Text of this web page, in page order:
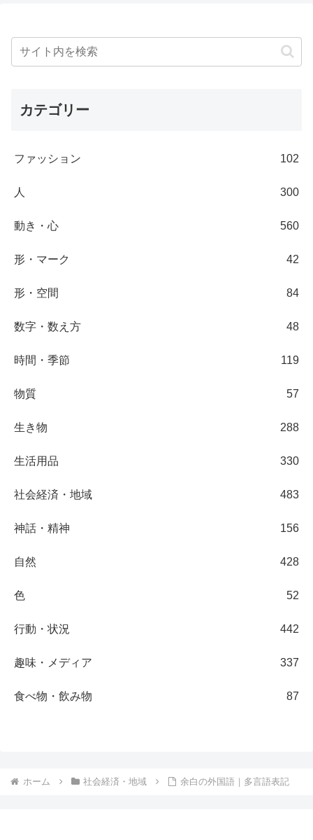
カテゴリー
ファッション 102
人 300
動き・心 560
形・マーク 42
形・空間 84
数字・数え方 48
時間・季節 119
物質 57
生き物 288
生活用品 330
社会経済・地域 483
神話・精神 156
自然 428
色 52
行動・状況 442
趣味・メディア 337
食べ物・飲み物 87
ホーム 社会経済・地域 余白の外国語｜多言語表記